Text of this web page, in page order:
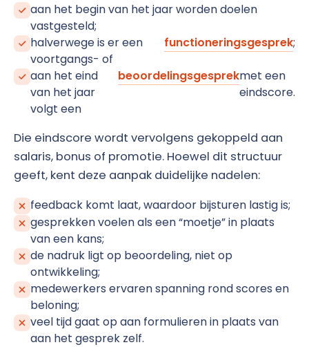
aan het begin van het jaar worden doelen
vastgesteld;
halverwege is er een
voortgangs- of
functioneringsgesprek;
aan het eind
van het jaar
volgt een
beoordelingsgesprekmet een
eindscore.
Die eindscore wordt vervolgens gekoppeld aan
salaris, bonus of promotie. Hoewel dit structuur
geeft, kent deze aanpak duidelijke nadelen:
feedback komt laat, waardoor bijsturen lastig is;
gesprekken voelen als een “moetje” in plaats
van een kans;
de nadruk ligt op beoordeling, niet op
ontwikkeling;
medewerkers ervaren spanning rond scores en
beloning;
veel tijd gaat op aan formulieren in plaats van
aan het gesprek zelf.